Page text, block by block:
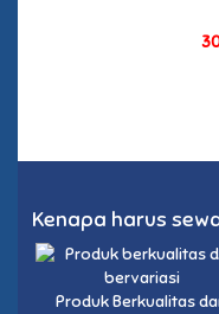
Kenapa harus sewa
Produk Berkualitas